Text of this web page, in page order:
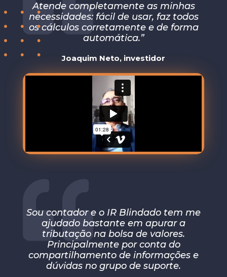
Atende completamente as minhas
necessidades: fácil de usar, faz todos
os cálculos corretamente e de forma
automática.”
Joaquim Neto, investidor
Sou contador e o IR Blindado tem me
ajudado bastante em apurar a
tributação na bolsa de valores.
Principalmente por conta do
compartilhamento de informações e
dúvidas no grupo de suporte.